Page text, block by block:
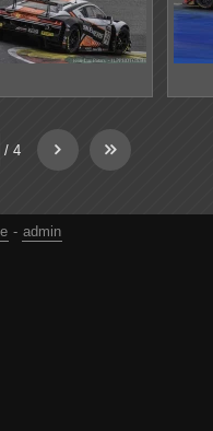
/ 4
- admin